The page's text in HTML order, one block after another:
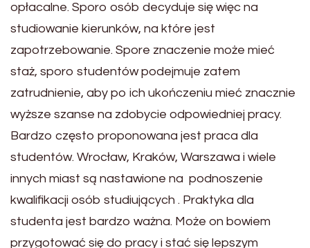
opłacalne. Sporo osób decyduje się więc na
studiowanie kierunków, na które jest
zapotrzebowanie. Spore znaczenie może mieć
staż, sporo studentów podejmuje zatem
zatrudnienie, aby po ich ukończeniu mieć znacznie
wyższe szanse na zdobycie odpowiedniej pracy.
Bardzo często proponowana jest praca dla
studentów. Wrocław, Kraków, Warszawa i wiele
innych miast są nastawione na podnoszenie
kwalifikacji osób studiujących . Praktyka dla
studenta jest bardzo ważna. Może on bowiem
przygotować się do pracy i stać się lepszym